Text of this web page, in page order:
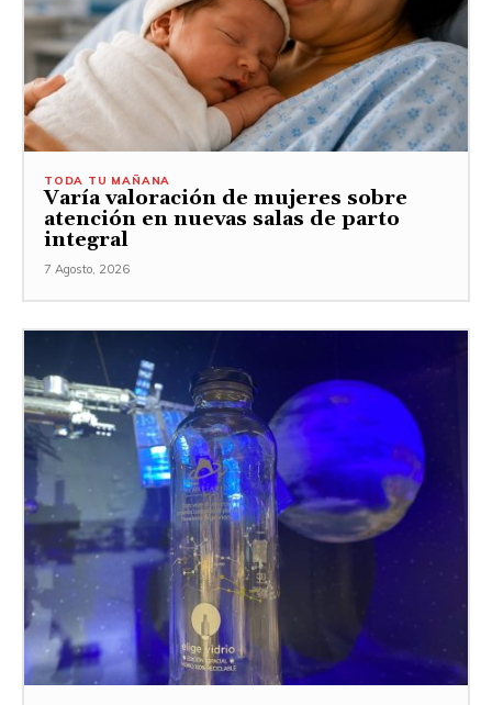
TODA TU MAÑANA
Varía valoración de mujeres sobre
atención en nuevas salas de parto
integral
7 Agosto, 2026